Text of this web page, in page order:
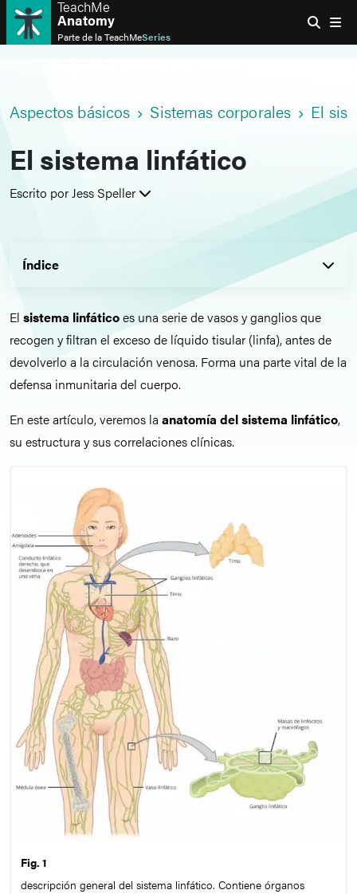
TeachMe
Anatomy
Parte de laTeachMeSeries
Aspectos básicos Sistemas corporales El
El sistema linfático
Escrito por Jess Speller
Índice
El sistema linfáticoes una serie de vasos y ganglios que
recogen y filtran el exceso de líquido tisular (linfa), antes de
devolverlo a la circulación venosa. Forma una parte vital de la
defensa inmunitaria del cuerpo.
En este artículo, veremos la anatomía del sistema linfático,
su estructura y sus correlaciones clínicas.
Fig. 1
descripción general del sistema linfático. Contiene órganos